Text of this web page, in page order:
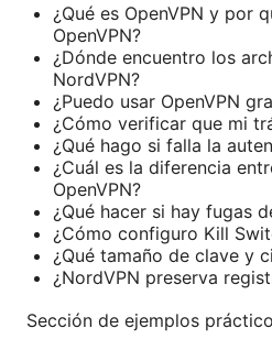
¿Qué es OpenVPN y por
OpenVPN?
¿Dónde encuentro los
NordVPN?
¿Puedo usar OpenVPN
¿Cómo verificar que mi
¿Qué hago si falla la
¿Cuál es la diferencia
OpenVPN?
¿Qué hacer si hay fugas
¿Cómo configuro Kill
¿Qué tamaño de clave y
¿NordVPN preserva
Sección de ejemplos